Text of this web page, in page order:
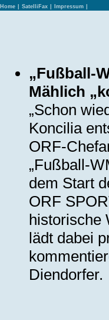
Home SatelliFax Impressum
„Fußball-
Mählich
„Schon
Koncilia
ORF-
„Fußball-
dem Start
ORF
historische
lädt dabei
Diendorfer.